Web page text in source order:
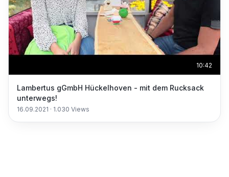
10:42
Lambertus gGmbH Hückelhoven - mit dem Rucksack
unterwegs!
16.09.2021 · 1.030 Views